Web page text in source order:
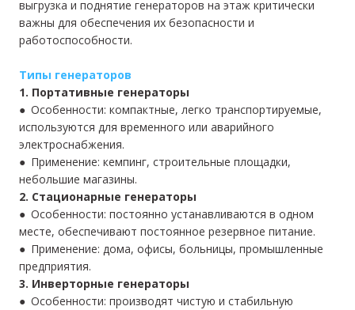
выгрузка и поднятие генераторов на этаж критически
важны для обеспечения их безопасности и
работоспособности.
Типы генераторов
1. Портативные генераторы
● Особенности: компактные, легко транспортируемые,
используются для временного или аварийного
электроснабжения.
● Применение: кемпинг, строительные площадки,
небольшие магазины.
2. Стационарные генераторы
● Особенности: постоянно устанавливаются в одном
месте, обеспечивают постоянное резервное питание.
● Применение: дома, офисы, больницы, промышленные
предприятия.
3. Инверторные генераторы
● Особенности: производят чистую и стабильную